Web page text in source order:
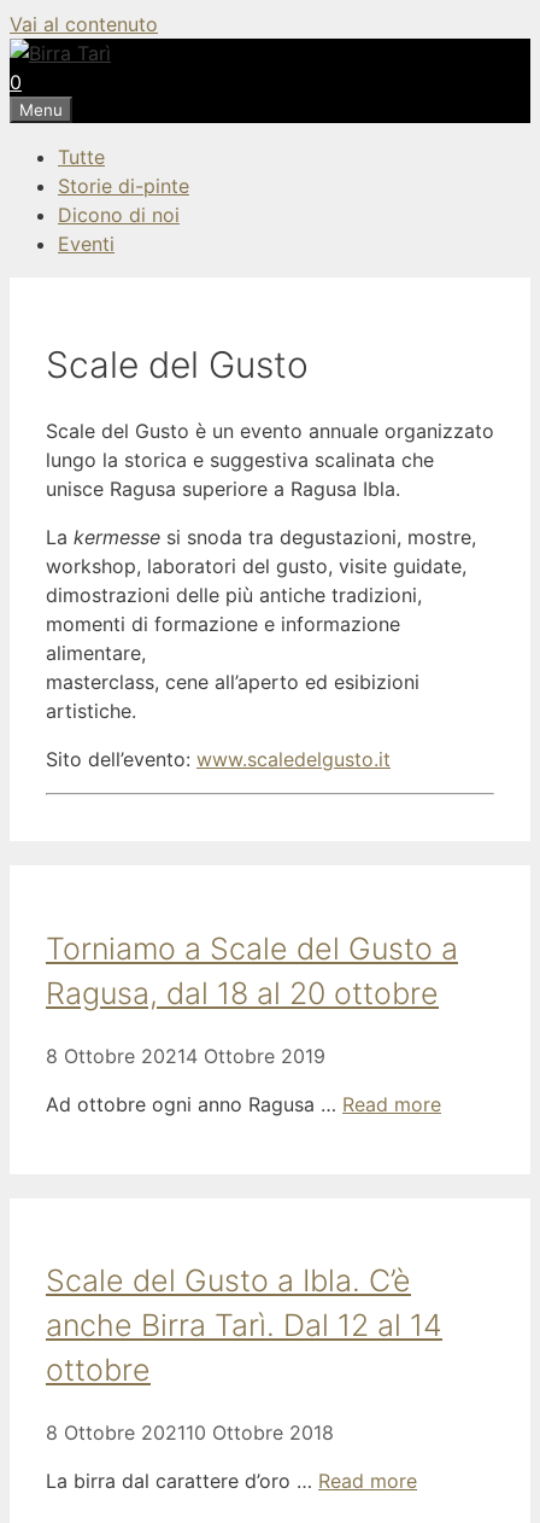
Vai al contenuto
0
Menu
Tutte
Storie di-pinte
Dicono di noi
Eventi
Scale del Gusto
Scale del Gusto è un evento annuale organizzato
lungo la storica e suggestiva scalinata che
unisce Ragusa superiore a Ragusa Ibla.
La kermesse si snoda tra degustazioni, mostre,
workshop, laboratori del gusto, visite guidate,
dimostrazioni delle più antiche tradizioni,
momenti di formazione e informazione
alimentare,
masterclass, cene all’aperto ed esibizioni
artistiche.
Sito dell’evento: www.scaledelgusto.it
Torniamo a Scale del Gusto a
Ragusa, dal 18 al 20 ottobre
8 Ottobre 20214 Ottobre 2019
Ad ottobre ogni anno Ragusa … Read more
Scale del Gusto a Ibla. C’è
anche Birra Tarì. Dal 12 al 14
ottobre
8 Ottobre 202110 Ottobre 2018
La birra dal carattere d’oro … Read more